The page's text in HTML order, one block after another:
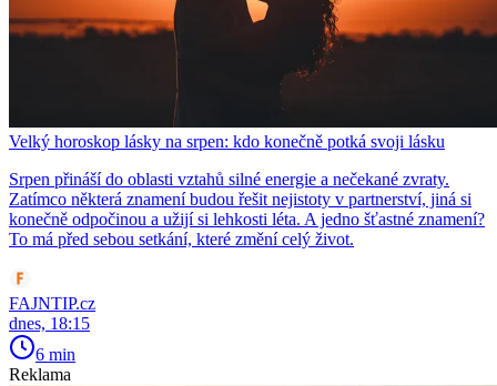
Velký horoskop lásky na srpen: kdo konečně potká svoji lásku
Srpen přináší do oblasti vztahů silné energie a nečekané zvraty.
Zatímco některá znamení budou řešit nejistoty v partnerství, jiná si
konečně odpočinou a užijí si lehkosti léta. A jedno šťastné znamení?
To má před sebou setkání, které změní celý život.
FAJNTIP.cz
dnes, 18:15
6 min
Reklama